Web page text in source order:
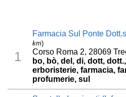
1
Farmacia Sul Ponte
km)
Corso Roma 2, 28069
bo, bò, del, di, dott,
erboristerie, farmacia,
profumerie, sul